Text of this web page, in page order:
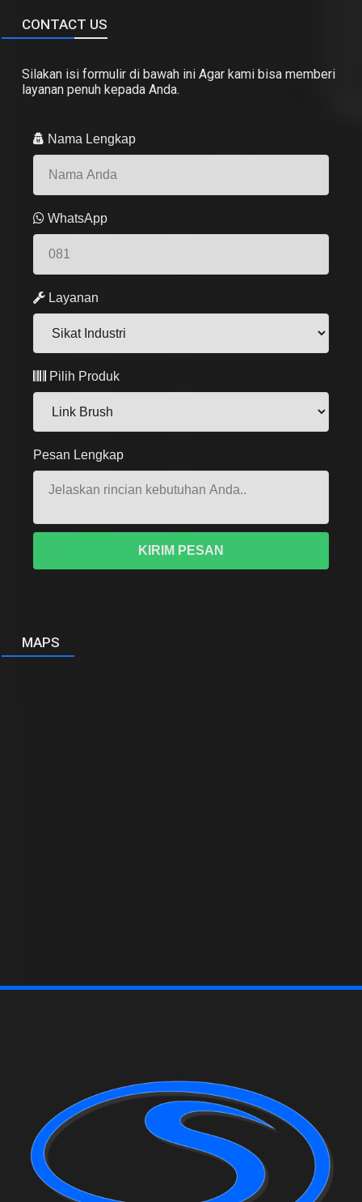
CONTACT US
Silakan isi formulir di bawah ini Agar kami bisa memberi
layanan penuh kepada Anda.
Nama Lengkap
WhatsApp
Layanan
Pilih Produk
Pesan Lengkap
KIRIM PESAN
MAPS